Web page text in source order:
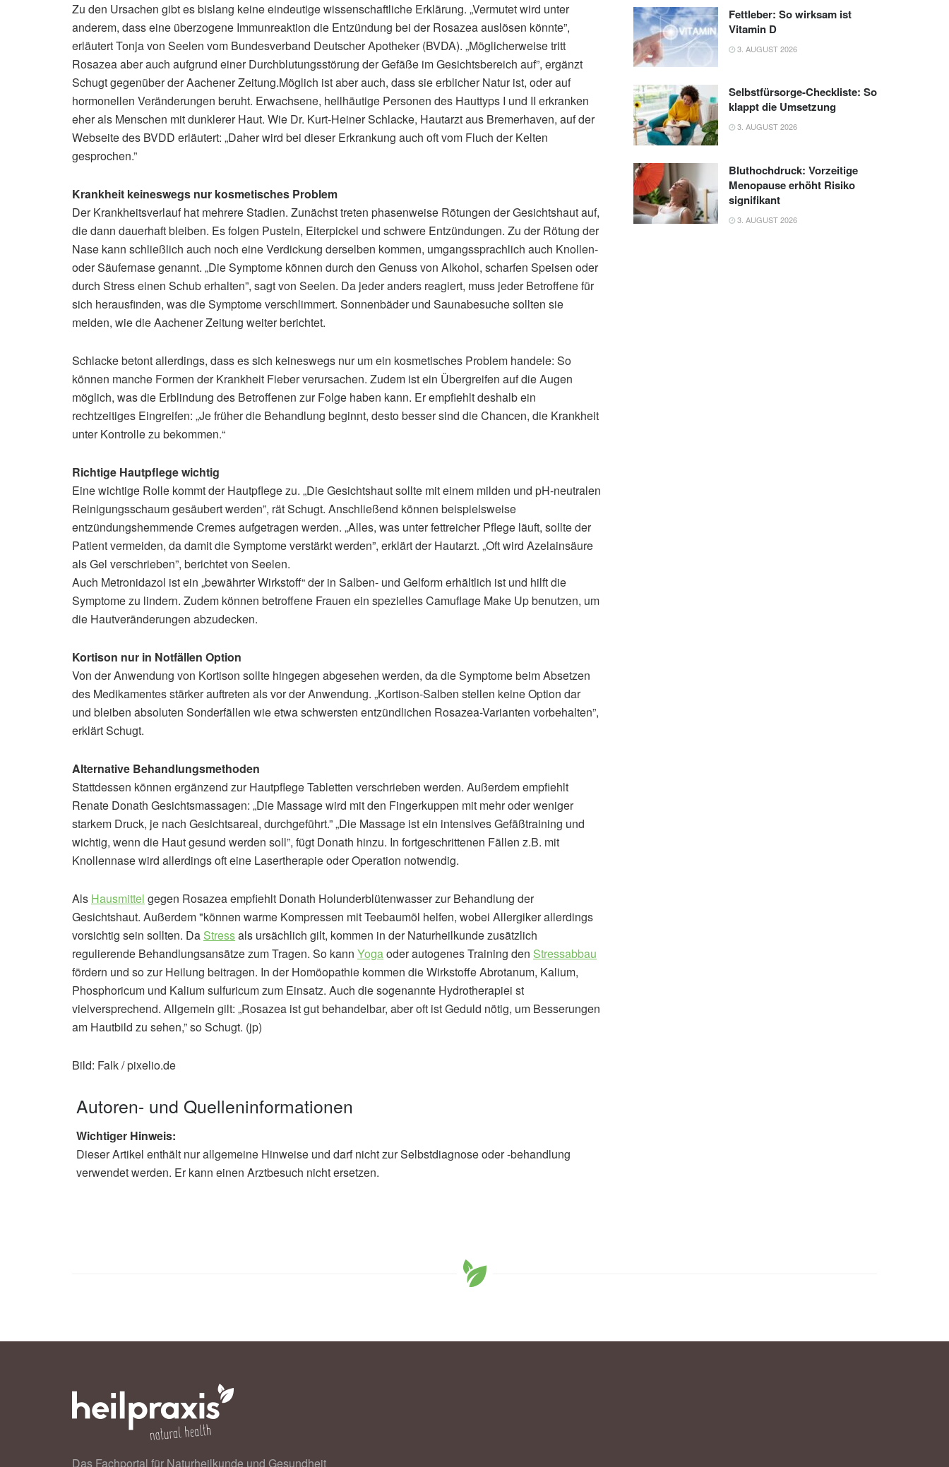
Zu den Ursachen gibt es bislang keine eindeutige wissenschaftliche Erklärung. „Vermutet wird unter
anderem, dass eine überzogene Immunreaktion die Entzündung bei der Rosazea auslösen könnte”,
erläutert Tonja von Seelen vom Bundesverband Deutscher Apotheker (BVDA). „Möglicherweise tritt
Rosazea aber auch aufgrund einer Durchblutungsstörung der Gefäße im Gesichtsbereich auf”, ergänzt
Schugt gegenüber der Aachener Zeitung.Möglich ist aber auch, dass sie erblicher Natur ist, oder auf
hormonellen Veränderungen beruht. Erwachsene, hellhäutige Personen des Hauttyps I und II erkranken
eher als Menschen mit dunklerer Haut. Wie Dr. Kurt-Heiner Schlacke, Hautarzt aus Bremerhaven, auf der
Webseite des BVDD erläutert: „Daher wird bei dieser Erkrankung auch oft vom Fluch der Kelten
gesprochen.”
Krankheit keineswegs nur kosmetisches Problem
Der Krankheitsverlauf hat mehrere Stadien. Zunächst treten phasenweise Rötungen der Gesichtshaut auf,
die dann dauerhaft bleiben. Es folgen Pusteln, Eiterpickel und schwere Entzündungen. Zu der Rötung der
Nase kann schließlich auch noch eine Verdickung derselben kommen, umgangssprachlich auch Knollen-
oder Säufernase genannt. „Die Symptome können durch den Genuss von Alkohol, scharfen Speisen oder
durch Stress einen Schub erhalten”, sagt von Seelen. Da jeder anders reagiert, muss jeder Betroffene für
sich herausfinden, was die Symptome verschlimmert. Sonnenbäder und Saunabesuche sollten sie
meiden, wie die Aachener Zeitung weiter berichtet.
Schlacke betont allerdings, dass es sich keineswegs nur um ein kosmetisches Problem handele: So
können manche Formen der Krankheit Fieber verursachen. Zudem ist ein Übergreifen auf die Augen
möglich, was die Erblindung des Betroffenen zur Folge haben kann. Er empfiehlt deshalb ein
rechtzeitiges Eingreifen: „Je früher die Behandlung beginnt, desto besser sind die Chancen, die Krankheit
unter Kontrolle zu bekommen.“
Richtige Hautpflege wichtig
Eine wichtige Rolle kommt der Hautpflege zu. „Die Gesichtshaut sollte mit einem milden und pH-neutralen
Reinigungsschaum gesäubert werden”, rät Schugt. Anschließend können beispielsweise
entzündungshemmende Cremes aufgetragen werden. „Alles, was unter fettreicher Pflege läuft, sollte der
Patient vermeiden, da damit die Symptome verstärkt werden”, erklärt der Hautarzt. „Oft wird Azelainsäure
als Gel verschrieben”, berichtet von Seelen.
Auch Metronidazol ist ein „bewährter Wirkstoff“ der in Salben- und Gelform erhältlich ist und hilft die
Symptome zu lindern. Zudem können betroffene Frauen ein spezielles Camuflage Make Up benutzen, um
die Hautveränderungen abzudecken.
Kortison nur in Notfällen Option
Von der Anwendung von Kortison sollte hingegen abgesehen werden, da die Symptome beim Absetzen
des Medikamentes stärker auftreten als vor der Anwendung. „Kortison-Salben stellen keine Option dar
und bleiben absoluten Sonderfällen wie etwa schwersten entzündlichen Rosazea-Varianten vorbehalten”,
erklärt Schugt.
Alternative Behandlungsmethoden
Stattdessen können ergänzend zur Hautpflege Tabletten verschrieben werden. Außerdem empfiehlt
Renate Donath Gesichtsmassagen: „Die Massage wird mit den Fingerkuppen mit mehr oder weniger
starkem Druck, je nach Gesichtsareal, durchgeführt.” „Die Massage ist ein intensives Gefäßtraining und
wichtig, wenn die Haut gesund werden soll”, fügt Donath hinzu. In fortgeschrittenen Fällen z.B. mit
Knollennase wird allerdings oft eine Lasertherapie oder Operation notwendig.
Als Hausmittel gegen Rosazea empfiehlt Donath Holunderblütenwasser zur Behandlung der
Gesichtshaut. Außerdem "können warme Kompressen mit Teebaumöl helfen, wobei Allergiker allerdings
vorsichtig sein sollten. Da Stressals ursächlich gilt, kommen in der Naturheilkunde zusätzlich
regulierende Behandlungsansätze zum Tragen. So kann Yogaoder autogenes Training den Stressabbau
fördern und so zur Heilung beitragen. In der Homöopathie kommen die Wirkstoffe Abrotanum, Kalium,
Phosphoricum und Kalium sulfuricum zum Einsatz. Auch die sogenannte Hydrotherapiei st
vielversprechend. Allgemein gilt: „Rosazea ist gut behandelbar, aber oft ist Geduld nötig, um Besserungen
am Hautbild zu sehen,” so Schugt. (jp)
Bild: Falk / pixelio.de
Autoren- und Quelleninformationen
Wichtiger Hinweis:
Dieser Artikel enthält nur allgemeine Hinweise und darf nicht zur Selbstdiagnose oder -behandlung
verwendet werden. Er kann einen Arztbesuch nicht ersetzen.
Fettleber: So wirksam ist
Vitamin D
3. AUGUST 2026
Selbstfürsorge-Checkliste: So
klappt die Umsetzung
3. AUGUST 2026
Bluthochdruck: Vorzeitige
Menopause erhöht Risiko
signifikant
3. AUGUST 2026
Das Fachportal für Naturheilkunde und Gesundheit